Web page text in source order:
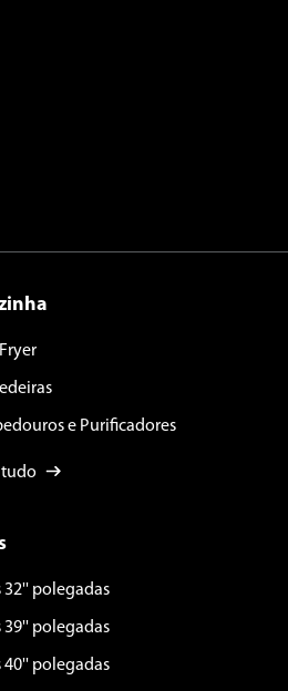
e Purificadores
tudo
32'' polegadas
39'' polegadas
40'' polegadas